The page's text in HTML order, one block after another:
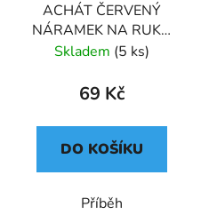
ACHÁT ČERVENÝ
NÁRAMEK NA RUKU
KLASICKÝ (UNISEX)
Skladem (5 ks)
69 Kč
DO KOŠÍKU
Příběh